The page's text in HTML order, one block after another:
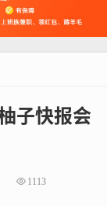
子快报会
1113